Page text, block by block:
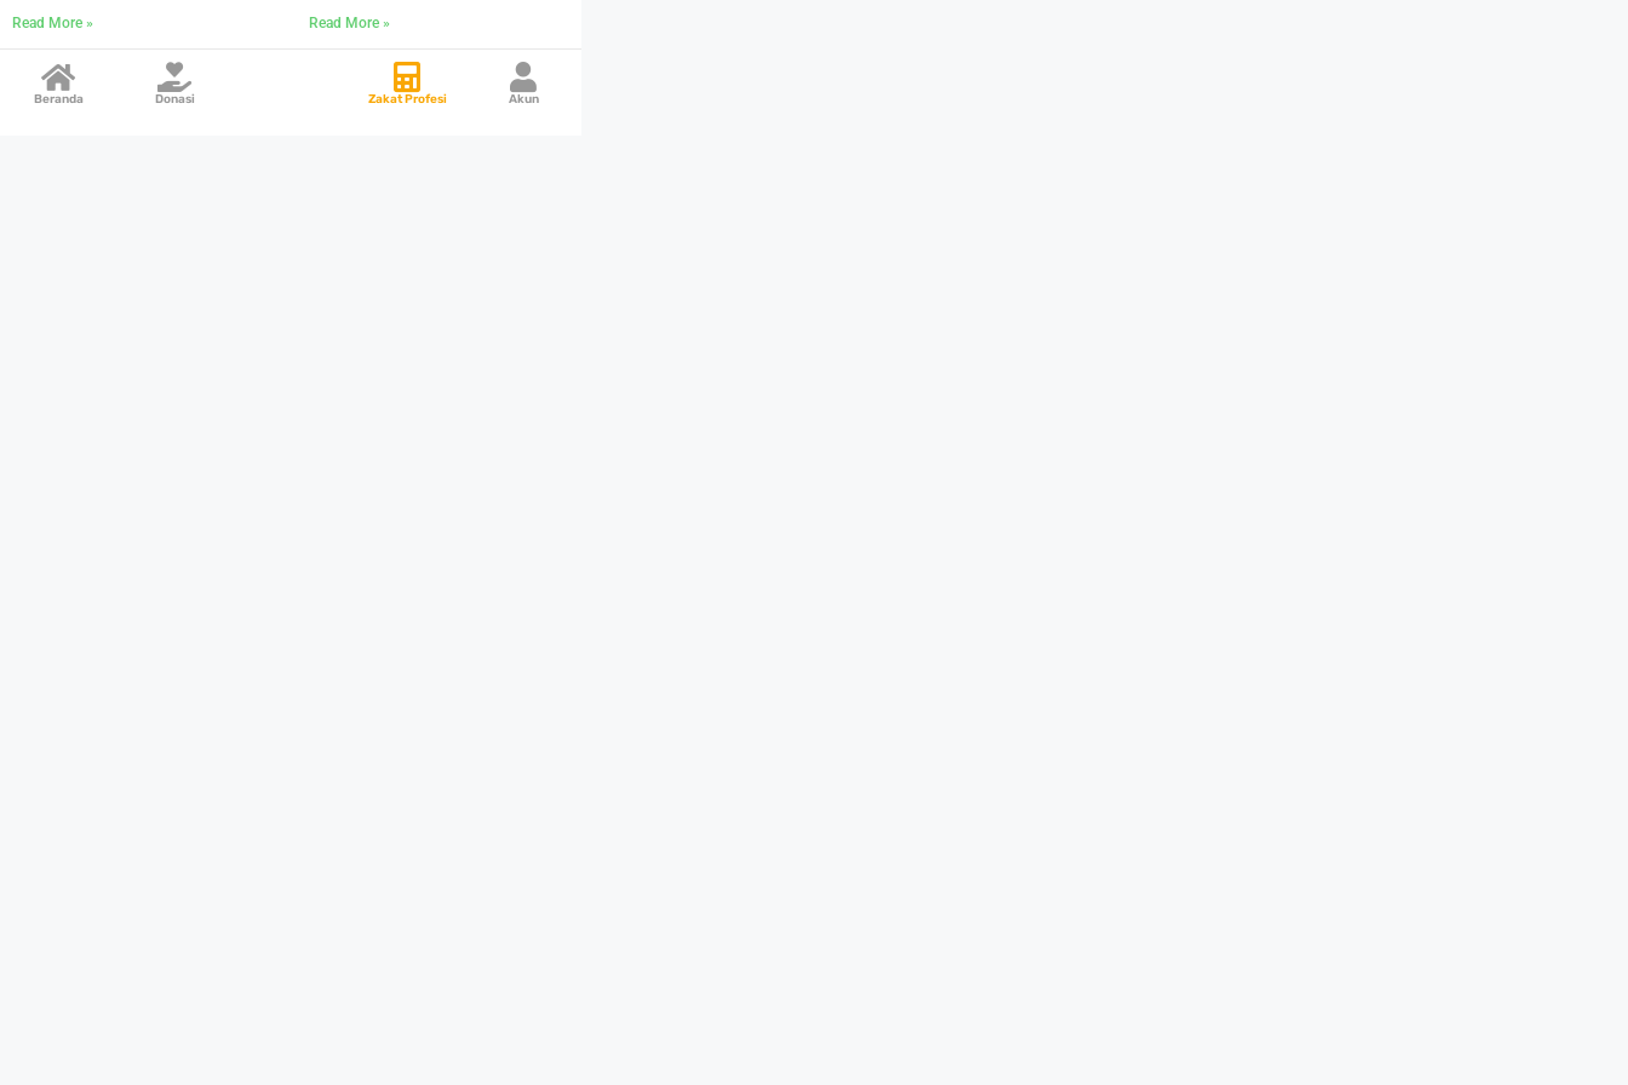
Read More » Read More »
Beranda Donasi Zakat Profesi Akun